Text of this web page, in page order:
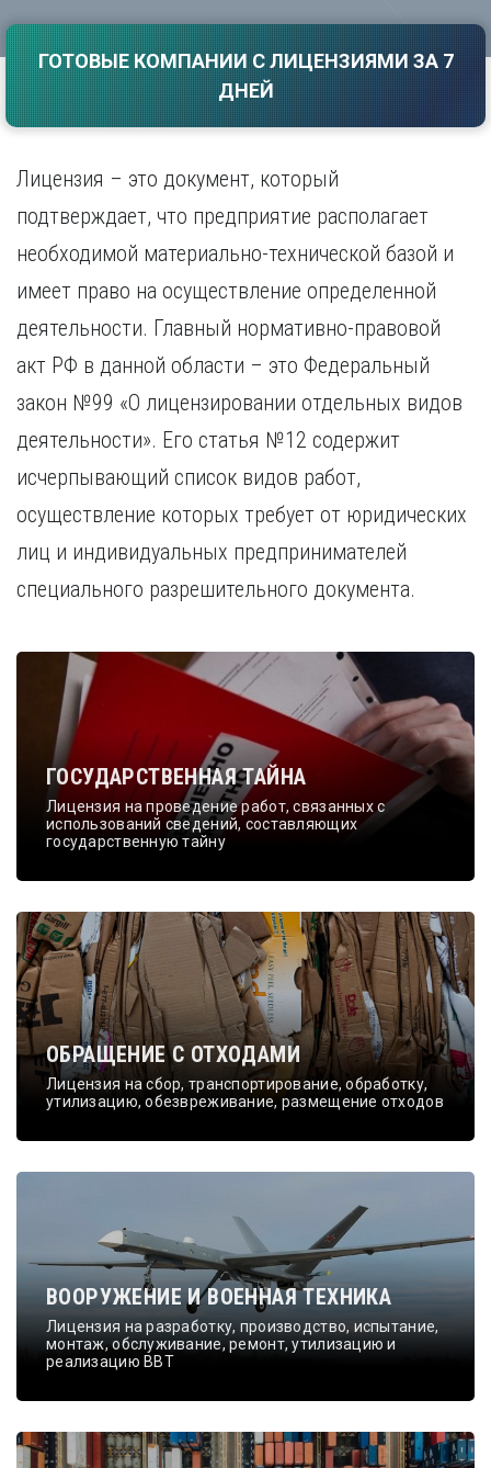
Волгоград
Воронеж
Е
Екатеринбург
Иваново
Ижевск
Иркутск
К
Калуга
Кемерово
Краснодар
Красноярск
Курск
Л
Липецк
Магнитогорск
Махачкала
Мурманск
Н
Набережные Челны
Нижний Новгород
Нижний Тагил
Саратов
Симферополь
Сочи
Т
Тамбов
Тверь
Томск
Тула
Тюмень
У
Ульяновск
Уфа
Х
Хабаровск
Ч
Челябинск
Череповец
Чита
Я
ГОТОВЫЕ КОМПАНИИ С ЛИЦЕНЗИЯМИ ЗА 7
ДНЕЙ
Лицензия – это документ, который
подтверждает, что предприятие располагает
необходимой материально-технической базой и
имеет право на осуществление определенной
деятельности. Главный нормативно-правовой
акт РФ в данной области – это Федеральный
закон №99 «О лицензировании отдельных видов
деятельности». Его статья №12 содержит
исчерпывающий список видов работ,
осуществление которых требует от юридических
лиц и индивидуальных предпринимателей
специального разрешительного документа.
ГОСУДАРСТВЕННАЯ ТАЙНА
Лицензия на проведение работ, связанных с
использований сведений, составляющих
государственную тайну
ОБРАЩЕНИЕ С ОТХОДАМИ
Лицензия на сбор, транспортирование, обработку,
утилизацию, обезвреживание, размещение отходов
ВООРУЖЕНИЕ И ВОЕННАЯ ТЕХНИКА
Лицензия на разработку, производство, испытание,
монтаж, обслуживание, ремонт, утилизацию и
реализацию ВВТ